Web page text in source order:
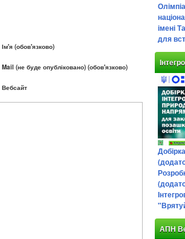
Ім'я (обов'язково)
Mail (не буде опубліковано) (обов'язково)
Вебсайт
імені
для
АПН